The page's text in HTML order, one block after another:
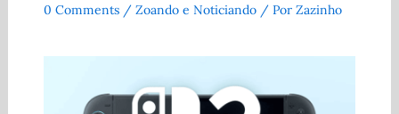
0 Comments / Zoando e Noticiando/ Por Zazinho